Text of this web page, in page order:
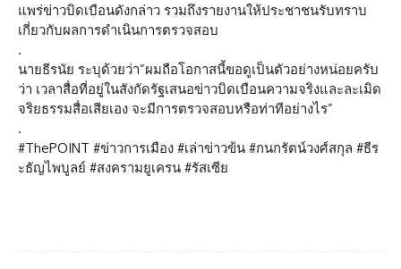
แพร่ข่าวบิดเบือนดังกล่าว รวมถึงรายงานให้ประชาชนรับทราบ
เกี่ยวกับผลการดำเนินการตรวจสอบ
.
นายธีรนัย ระบุด้วยว่า”ผมถือโอกาสนี้ขอดูเป็นตัวอย่างหน่อยครับ
ว่า เวลาสื่อที่อยู่ในสังกัดรัฐเสนอข่าวบิดเบือนความจริงและละเมิด
จริยธรรมสื่อเสียเอง จะมีการตรวจสอบหรือท่าทีอย่างไร”
.
#ThePOINT #ข่าวการเมือง #เล่าข่าวข้น #กนกรัตน์วงศ์สกุล #ธีร
ะธัญไพบูลย์ #สงครามยูเครน #รัสเซีย